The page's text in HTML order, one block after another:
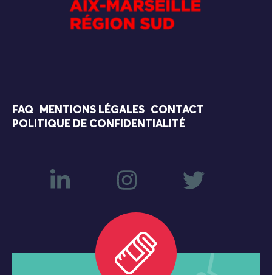
FAQ MENTIONS LÉGALES
CONTACT
POLITIQUE DE CONFIDENTIALITÉ